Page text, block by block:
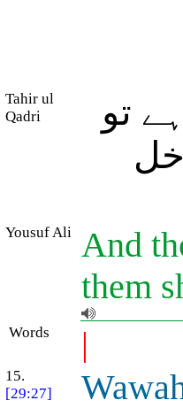
Tahir ul
Qadri
تو
Yousuf Ali And
them
Words |
15.
[29:27]